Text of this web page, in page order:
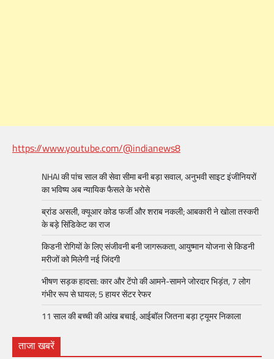
https://www.youtube.com/@indianews8
NHAI की पांच साल की सेवा सीमा बनी बड़ा सवाल, अनुभवी साइट इंजीनियरों
का भविष्य अब न्यायिक फैसले के भरोसे
ब्रांड असली, क्यूआर कोड फर्जी और शराब नकली; आबकारी ने खोला तस्करी
के बड़े सिंडिकेट का राज
किडनी रोगियों के लिए संजीवनी बनी जागरूकता, आयुष्मान योजना से किडनी
मरीजों को मिलेगी नई जिंदगी
भीषण सड़क हादसा: कार और टेंपो की आमने-सामने जोरदार भिड़ंत, 7 लोग
गंभीर रूप से घायल; 5 हायर सेंटर रेफर​
11 साल की बच्ची की आंख बचाई, आईबॉल जितना बड़ा ट्यूमर निकाला
ताजा खबरें